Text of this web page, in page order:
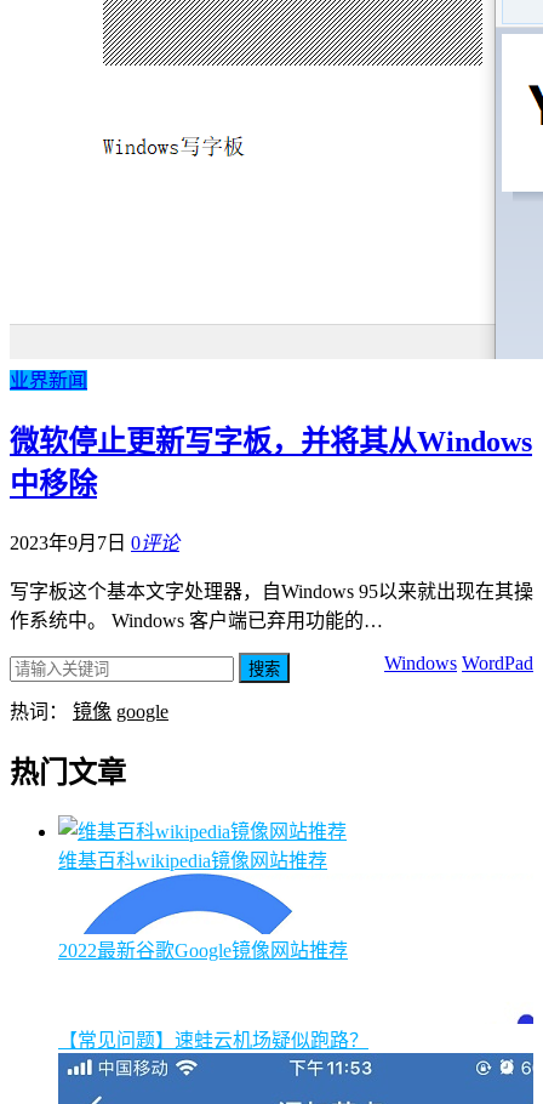
业界新闻
微软停止更新写字板，并将其从Windows
中移除
2023年9月7日 0评论
写字板这个基本文字处理器，自Windows 95以来就出现在其操
作系统中。 Windows 客户端已弃用功能的…
Windows WordPad
搜索
热词： 镜像 google
热门文章
维基百科wikipedia镜像网站推荐
2022最新谷歌Google镜像网站推荐
【常见问题】速蛙云机场疑似跑路？